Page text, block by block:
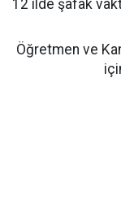
12 ilde şafak
Öğretmen ve